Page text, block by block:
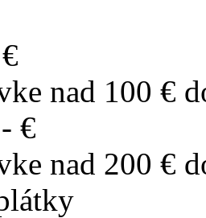
nad 100 €
€
nad 200 €